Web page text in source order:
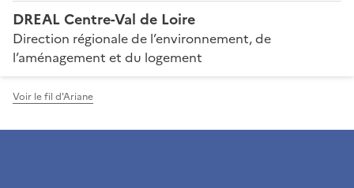
DREAL Centre-Val de Loire
Direction régionale de l’environnement, de
l’aménagement et du logement
Voir le fil d'Ariane